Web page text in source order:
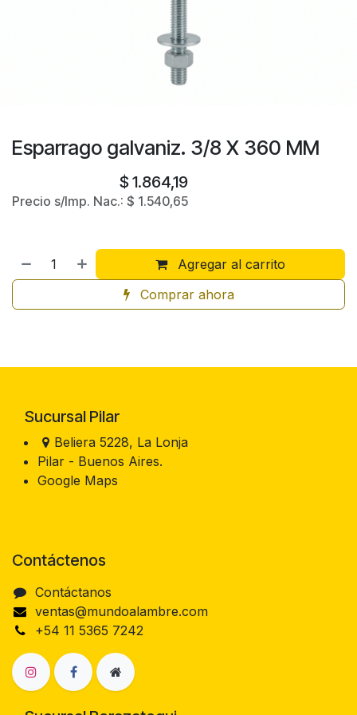
Esparrago galvaniz. 3/8 X 360 MM
$ 1.864,19
Precio s/Imp. Nac.: $ 1.540,65
Agregar al carrito
Comprar ahora
Sucursal Pilar
Beliera 5228, La Lonja
Pilar - Buenos Aires.
Google Maps
Contáctenos
Contáctanos
ventas@mundoalambre.com
+54 11 5365 7242